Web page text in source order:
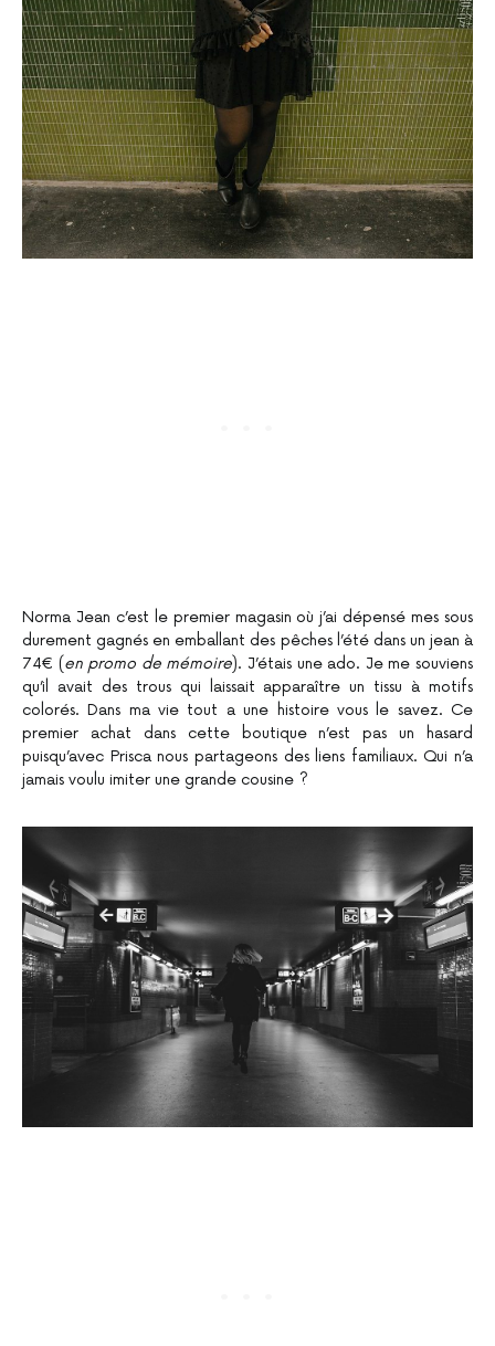
Norma Jean c’est le premier magasin où j’ai dépensé mes sous
durement gagnés en emballant des pêches l’été dans un jean à
74€ (en promo de mémoire). J’étais une ado. Je me souviens
qu’il avait des trous qui laissait apparaître un tissu à motifs
colorés. Dans ma vie tout a une histoire vous le savez. Ce
premier achat dans cette boutique n’est pas un hasard
puisqu’avec Prisca nous partageons des liens familiaux. Qui n’a
jamais voulu imiter une grande cousine ?